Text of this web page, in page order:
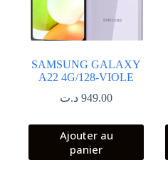
SAMSUNG GALAXY
A22 4G/128-VIOLE
949.00 د.ت
Ajouter au
panier